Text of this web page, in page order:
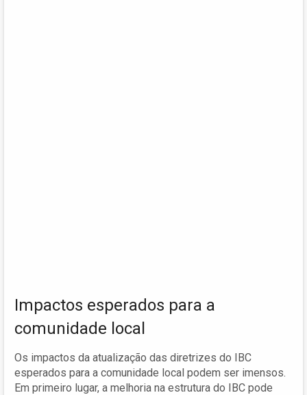
Impactos esperados para a
comunidade local
Os impactos da atualização das diretrizes do IBC
esperados para a comunidade local podem ser imensos.
Em primeiro lugar, a melhoria na estrutura do IBC pode